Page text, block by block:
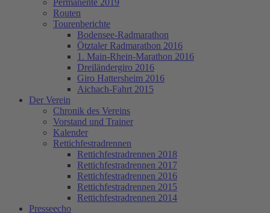
Permanente 2019
Routen
Tourenberichte
Bodensee-Radmarathon
Ötztaler Radmarathon 2016
1. Main-Rhein-Marathon 2016
Dreiländergiro 2016
Giro Hattersheim 2016
Aichach-Fahrt 2015
Der Verein
Chronik des Vereins
Vorstand und Trainer
Kalender
Rettichfestradrennen
Rettichfestradrennen 2018
Rettichfestradrennen 2017
Rettichfestradrennen 2016
Rettichfestradrennen 2015
Rettichfestradrennen 2014
Presseecho